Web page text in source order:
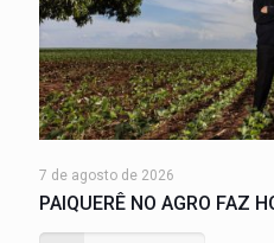
7 de agosto de 2026
PAIQUERÊ NO AGRO FAZ